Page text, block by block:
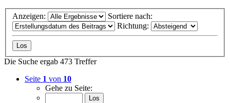
Anzeigen:
Sortiere nach:
Richtung:
Die Suche ergab 473 Treffer
Seite 1 von 10
Gehe zu Seite: